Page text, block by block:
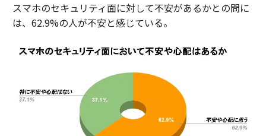
スマホのセキュリティ面に対して不安があるかとの問に
は、62.9%の人が不安と感じている。